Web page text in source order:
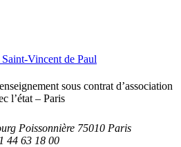
sous contrat d’association
l’état – Paris
Poissonnière 75010 Paris
44 63 18 00